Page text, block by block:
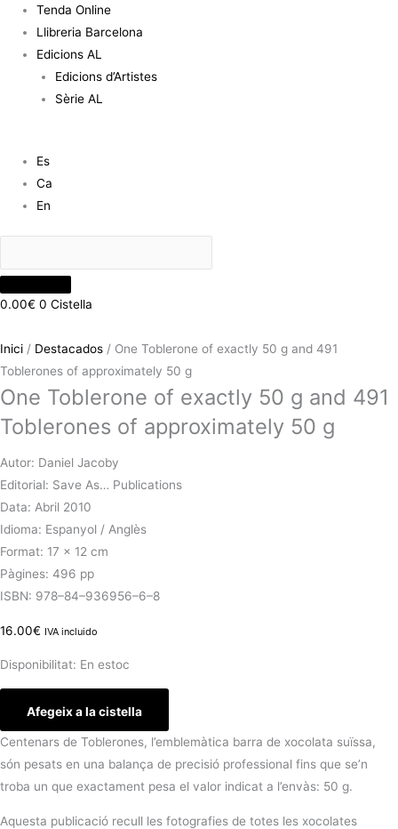
Tenda Online
Llibreria Barcelona
Edicions AL
Edicions d’Artistes
Sèrie AL
Es
Ca
En
0.00€ 0 Cistella
Inici / Destacados / One Toblerone of exactly 50 g and 491
Toblerones of approximately 50 g
One Toblerone of exactly 50 g and 491
Toblerones of approximately 50 g
Autor: Daniel Jacoby
Editorial: Save As… Publications
Data: Abril 2010
Idioma: Espanyol / Anglès
Format: 17 x 12 cm
Pàgines: 496 pp
ISBN: 978–84–936956–6–8
16.00€ IVA incluido
Disponibilitat: En estoc
Afegeix a la cistella
Centenars de Toblerones, l’emblemàtica barra de xocolata suïssa,
són pesats en una balança de precisió professional fins que se’n
troba un que exactament pesa el valor indicat a l’envàs: 50 g.
Aquesta publicació recull les fotografies de totes les xocolates